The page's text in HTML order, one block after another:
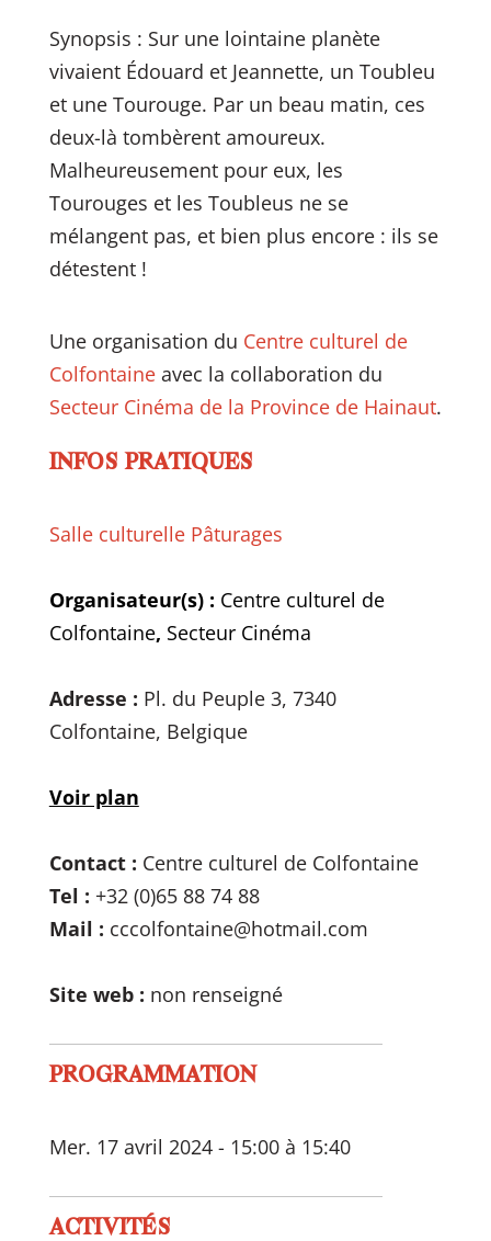
Synopsis : Sur une lointaine planète
vivaient Édouard et Jeannette, un Toubleu
et une Tourouge. Par un beau matin, ces
deux-là tombèrent amoureux.
Malheureusement pour eux, les
Tourouges et les Toubleus ne se
mélangent pas, et bien plus encore : ils se
détestent !
Une organisation du Centre culturel de
Colfontaineavec la collaboration du
Secteur Cinéma de la Province de Hainaut.
INFOS PRATIQUES
Salle culturelle Pâturages
Organisateur(s) : Centre culturel de
Colfontaine, Secteur Cinéma
Adresse : Pl. du Peuple 3, 7340
Colfontaine, Belgique
Voir plan
Contact : Centre culturel de Colfontaine
Tel : +32 (0)65 88 74 88
Mail : cccolfontaine@hotmail.com
Site web : non renseigné
PROGRAMMATION
Mer. 17 avril 2024 - 15:00 à 15:40
ACTIVITÉS